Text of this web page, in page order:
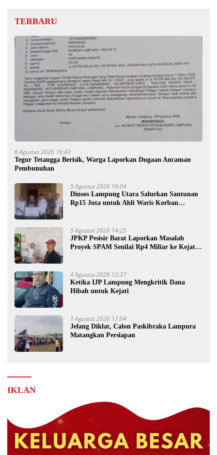
TERBARU
6 Agustus 2026 16:43
Tegur Tetangga Berisik, Warga Laporkan Dugaan Ancaman
Pembunuhan
5 Agustus 2026 16:04
Dinsos Lampung Utara Salurkan Santunan
Rp15 Juta untuk Ahli Waris Korban
5 Agustus 2026 14:25
JPKP Pesisir Barat Laporkan Masalah
Proyek SPAM Senilai Rp4 Miliar ke Kejati
4 Agustus 2026 12:37
Ketika IJP Lampung Mengkritik Dana
Hibah untuk Kejati
1 Agustus 2026 17:04
Jelang Diklat, Calon Paskibraka Lampura
Matangkan Persiapan
IKLAN